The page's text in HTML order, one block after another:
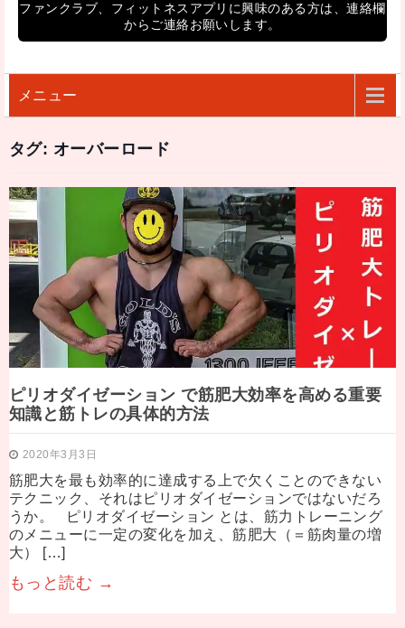
ファンクラブ、フィットネスアプリに興味のある方は、連絡欄
からご連絡お願いします。
メニュー
タグ: オーバーロード
ピリオダイゼーション で筋肥大効率を高める重要
知識と筋トレの具体的方法
2020年3月3日
筋肥大を最も効率的に達成する上で欠くことのできない
テクニック、それはピリオダイゼーションではないだろ
うか。 ピリオダイゼーション とは、筋力トレーニング
のメニューに一定の変化を加え、筋肥大（＝筋肉量の増
大） […]
もっと読む →